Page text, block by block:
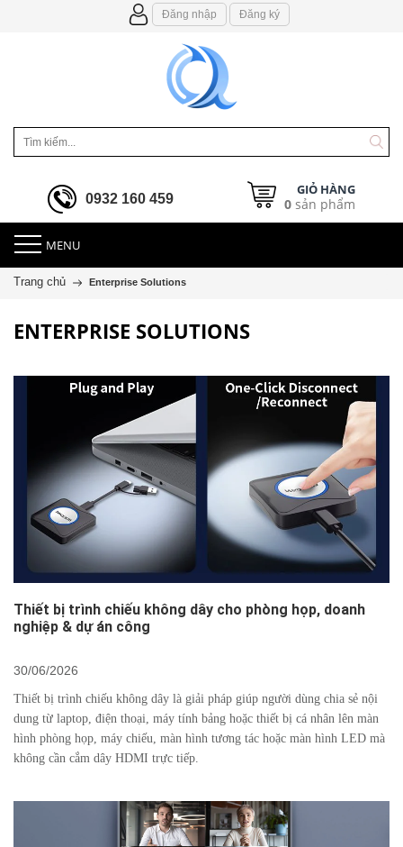
Đăng nhập Đăng ký
0932 160 459
GIỎ HÀNG
0sản phẩm
MENU
Trang chủ Enterprise Solutions
ENTERPRISE SOLUTIONS
Thiết bị trình chiếu không dây cho phòng họp, doanh
nghiệp & dự án công
30/06/2026
Thiết bị trình chiếu không dây là giải pháp giúp người dùng chia sẻ nội
dung từ laptop, điện thoại, máy tính bảng hoặc thiết bị cá nhân lên màn
hình phòng họp, máy chiếu, màn hình tương tác hoặc màn hình LED mà
không cần cắm dây HDMI trực tiếp.